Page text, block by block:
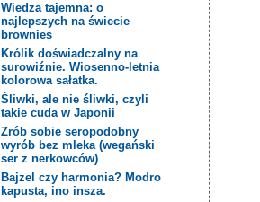
Wiedza tajemna: o
najlepszych na świecie
brownies
Królik doświadczalny na
surowiźnie. Wiosenno-letnia
kolorowa sałatka.
Śliwki, ale nie śliwki, czyli
takie cuda w Japonii
Zrób sobie seropodobny
wyrób bez mleka (wegański
ser z nerkowców)
Bajzel czy harmonia? Modro
kapusta, ino insza.